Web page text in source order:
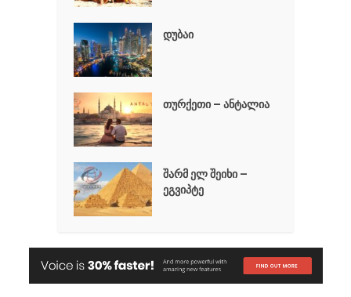
დუბაი
თურქეთი – ანტალია
შარმ ელ შეიხი –
ეგვიპტე